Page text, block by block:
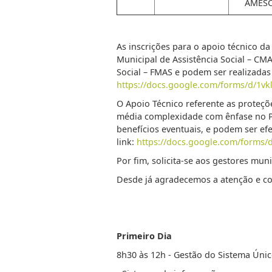
As inscrições para o apoio técnico
Municipal de Assistência Social –
Social – FMAS e podem ser
https://docs.google.com/forms/d/
O Apoio Técnico referente as
média complexidade com ênfase no
benefícios eventuais, e podem ser
link: https://docs.google.com/forms/
Por fim, solicita-se aos gestores
Desde já agradecemos a atenção e
Primeiro Dia
8h30 às 12h - Gestão do Sistema